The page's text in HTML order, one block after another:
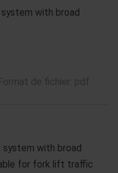
with broad
with broad
for fork lift traffic